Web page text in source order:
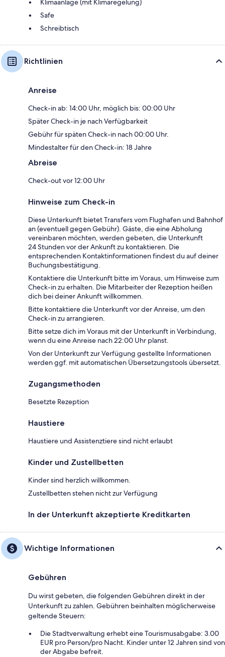
Klimaanlage (mit Klimaregelung)
Safe
Schreibtisch
Richtlinien
Anreise
Check-in ab: 14:00 Uhr, möglich bis: 00:00 Uhr
Später Check-in je nach Verfügbarkeit
Gebühr für späten Check-in nach 00:00 Uhr.
Mindestalter für den Check-in: 18 Jahre
Abreise
Check-out vor 12:00 Uhr
Hinweise zum Check-in
Diese Unterkunft bietet Transfers vom Flughafen und Bahnhof
an (eventuell gegen Gebühr). Gäste, die eine Abholung
vereinbaren möchten, werden gebeten, die Unterkunft
24 Stunden vor der Ankunft zu kontaktieren. Die
entsprechenden Kontaktinformationen findest du auf deiner
Buchungsbestätigung.
Kontaktiere die Unterkunft bitte im Voraus, um Hinweise zum
Check-in zu erhalten. Die Mitarbeiter der Rezeption heißen
dich bei deiner Ankunft willkommen.
Bitte kontaktiere die Unterkunft vor der Anreise, um den
Check-in zu arrangieren.
Bitte setze dich im Voraus mit der Unterkunft in Verbindung,
wenn du eine Anreise nach 22:00 Uhr planst.
Von der Unterkunft zur Verfügung gestellte Informationen
werden ggf. mit automatischen Übersetzungstools übersetzt.
Zugangsmethoden
Besetzte Rezeption
Haustiere
Haustiere und Assistenztiere sind nicht erlaubt
Kinder und Zustellbetten
Kinder sind herzlich willkommen.
Zustellbetten stehen nicht zur Verfügung
In der Unterkunft akzeptierte Kreditkarten
Wichtige Informationen
Gebühren
Du wirst gebeten, die folgenden Gebühren direkt in der
Unterkunft zu zahlen. Gebühren beinhalten möglicherweise
geltende Steuern:
Die Stadtverwaltung erhebt eine Tourismusabgabe: 3.00
EUR pro Person/pro Nacht. Kinder unter 12 Jahren sind von
der Abgabe befreit.